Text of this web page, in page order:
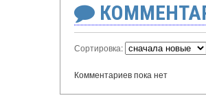
Сортировка:
Комментариев пока нет